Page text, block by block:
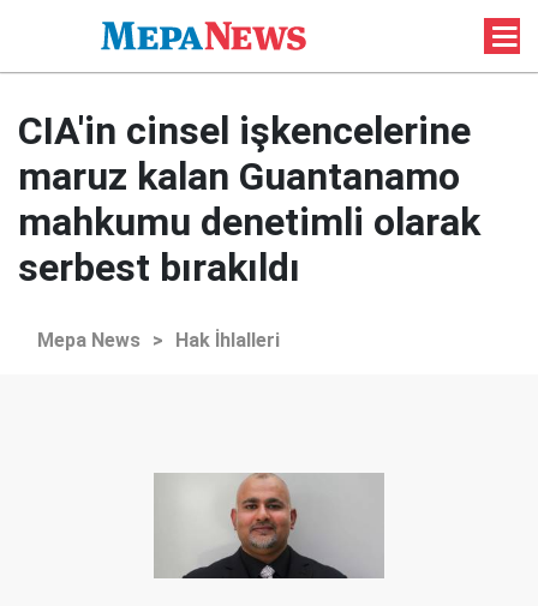
CIA'in cinsel işkencelerine
maruz kalan Guantanamo
mahkumu denetimli olarak
serbest bırakıldı
Mepa News > Hak İhlalleri